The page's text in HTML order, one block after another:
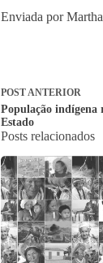
Enviada por
POSTANTERIOR
População indígena
Estado
Posts relacionados